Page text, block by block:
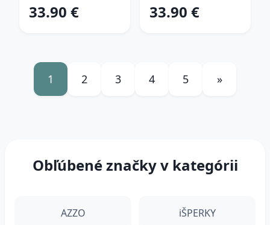
33.90 € 33.90 €
1 2 3 4 5 »
Obľúbené značky v kategórii
AZZO iŠPERKY